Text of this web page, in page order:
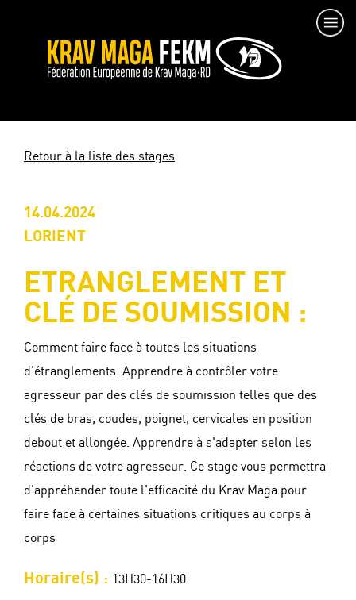
Retour à la liste des stages
14.04.2024
LORIENT
ETRANGLEMENT ET
CLÉ DE SOUMISSION :
Comment faire face à toutes les situations
d'étranglements. Apprendre à contrôler votre
agresseur par des clés de soumission telles que des
clés de bras, coudes, poignet, cervicales en position
debout et allongée. Apprendre à s'adapter selon les
réactions de votre agresseur. Ce stage vous permettra
d'appréhender toute l'efficacité du Krav Maga pour
faire face à certaines situations critiques au corps à
corps
Horaire(s) : 13H30-16H30